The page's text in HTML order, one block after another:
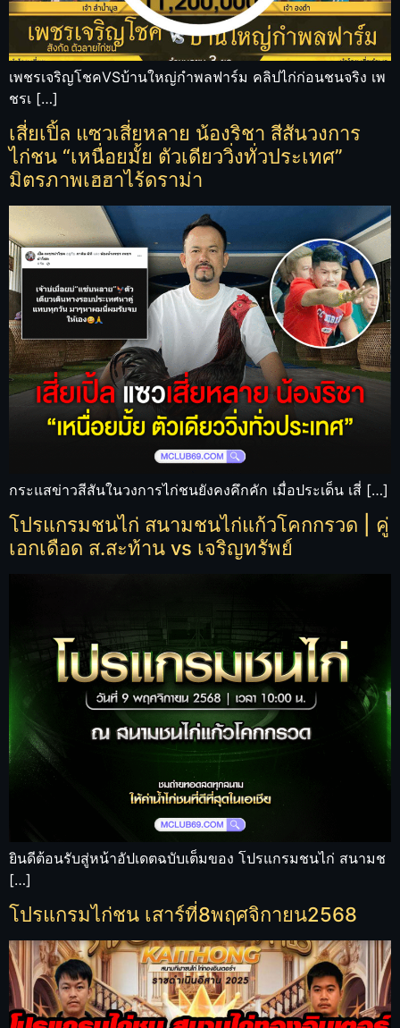
เพชรเจริญโชคVSบ้านใหญ่กำพลฟาร์ม คลิปไก่ก่อนชนจริง เพ
ชรเ […]
เสี่ยเปิ้ล แซวเสี่ยหลาย น้องริชา สีสันวงการ
ไก่ชน “เหนื่อยมั้ย ตัวเดียววิ่งทั่วประเทศ”
มิตรภาพเฮฮาไร้ดราม่า
กระแสข่าวสีสันในวงการไก่ชนยังคงคึกคัก เมื่อประเด็น เสี่ […]
โปรแกรมชนไก่ สนามชนไก่แก้วโคกกรวด | คู่
เอกเดือด ส.สะท้าน vs เจริญทรัพย์
ยินดีต้อนรับสู่หน้าอัปเดตฉบับเต็มของ โปรแกรมชนไก่ สนามช
[…]
โปรแกรมไก่ชน เสาร์ที่8พฤศจิกายน2568